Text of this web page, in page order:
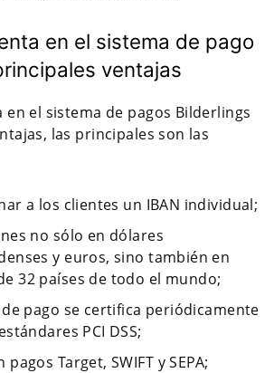
en el sistema de pago
ventajas
el sistema de pagos Bilderlings
las principales son las
a los clientes un IBAN individual;
no sólo en dólares
y euros, sino también en
32 países de todo el mundo;
pago se certifica periódicamente
PCI DSS;
pagos Target, SWIFT y SEPA;